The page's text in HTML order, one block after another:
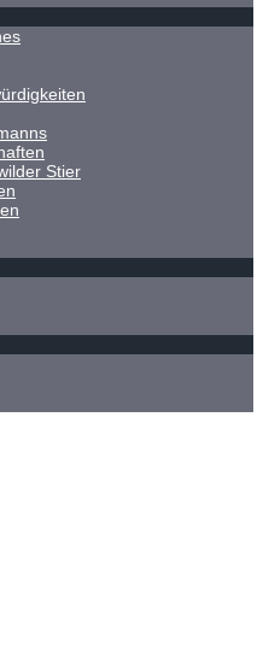
Stier